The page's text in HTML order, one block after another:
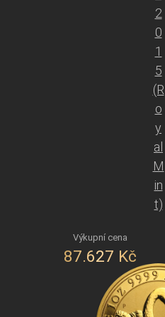
2
0
1
5
(R
o
y
al
M
in
t)
87.627 Kč